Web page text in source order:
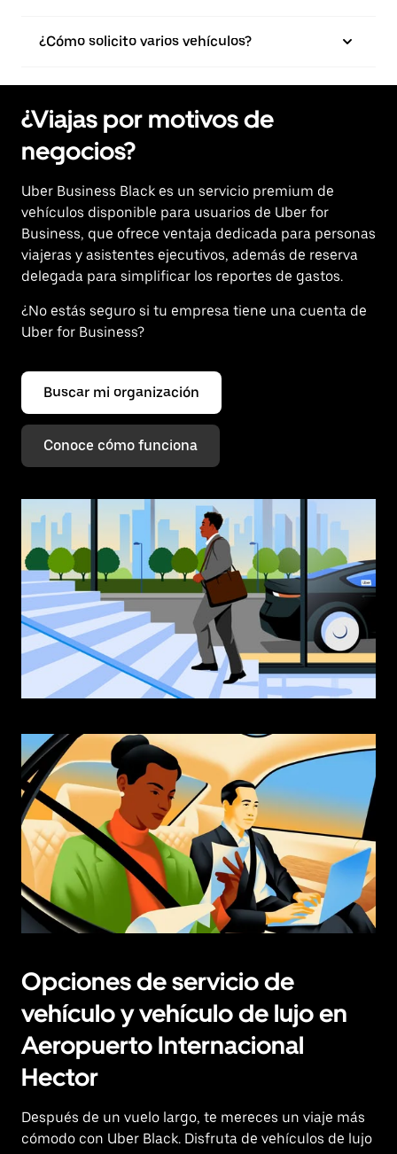
¿Cómo solicito varios vehículos?
¿Viajas por motivos de
negocios?
Uber Business Black es un servicio premium de
vehículos disponible para usuarios de Uber for
Business, que ofrece ventaja dedicada para personas
viajeras y asistentes ejecutivos, además de reserva
delegada para simplificar los reportes de gastos.
¿No estás seguro si tu empresa tiene una cuenta de
Uber for Business?
Buscar mi organización
Conoce cómo funciona
Opciones de servicio de
vehículo y vehículo de lujo en
Aeropuerto Internacional
Hector
Después de un vuelo largo, te mereces un viaje más
cómodo con Uber Black. Disfruta de vehículos de lujo